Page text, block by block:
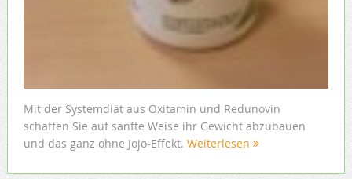
Mit der Systemdiät aus Oxitamin und Redunovin
schaffen Sie auf sanfte Weise ihr Gewicht abzubauen
und das ganz ohne Jojo-Effekt. Weiterlesen